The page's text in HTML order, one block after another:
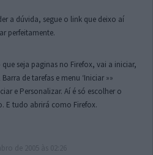
a dúvida, segue o link que deixo aí
perfeitamente.
seja paginas no Firefox, vai a iniciar,
de tarefas e menu ‘Iniciar »»
e Personalizar. Aí é só escolher o
E tudo abrirá como Firefox.